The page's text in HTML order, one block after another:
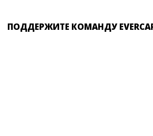
ПОДДЕРЖИТЕ КОМАНДУ